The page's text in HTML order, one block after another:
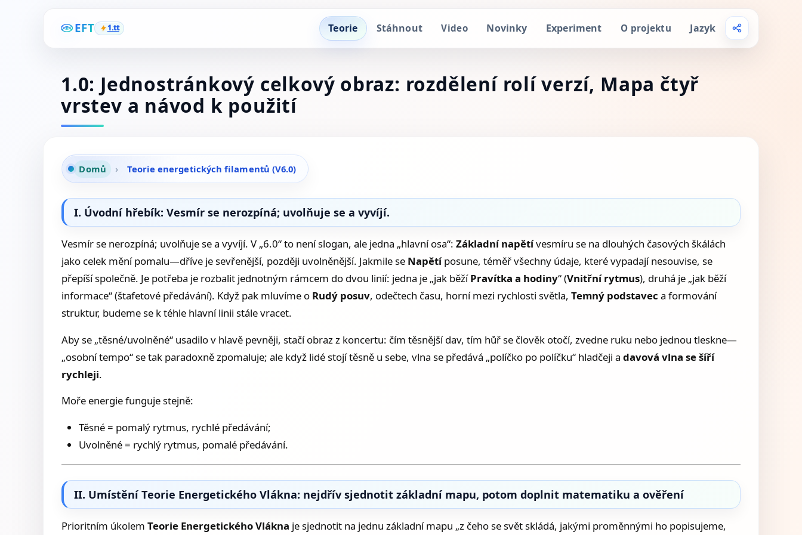
EFT 1.tt Teorie Stáhnout Video Novinky Experiment O projektu Jazyk
1.0: Jednostránkový celkový obraz: rozdělení rolí verzí, Mapa čtyř
vrstev a návod k použití
Domů › Teorie energetických filamentů (V6.0)
I. Úvodní hřebík: Vesmír se nerozpíná; uvolňuje se a vyvíjí.
Vesmír se nerozpíná; uvolňuje se a vyvíjí. V „6.0“ to není slogan, ale jedna „hlavní osa“: Základní napětívesmíru se na dlouhých časových škálách
jako celek mění pomalu—dříve je sevřenější, později uvolněnější. Jakmile se Napětíposune, téměř všechny údaje, které vypadají nesouvise, se
přepíší společně. Je potřeba je rozbalit jednotným rámcem do dvou linií: jedna je „jak běžíPravítka a hodiny“ (Vnitřní rytmus), druhá je „jak běží
informace“ (štafetové předávání). Když pak mluvíme o Rudý posuv, odečtech času, horní mezi rychlosti světla, Temný podstavec a formování
struktur, budeme se k téhle hlavní linii stále vracet.
Aby se „těsné/uvolněné“ usadilo v hlavě pevněji, stačí obraz z koncertu: čím těsnější dav, tím hůř se člověk otočí, zvedne ruku nebo jednou tleskne—
„osobní tempo“ se tak paradoxně zpomaluje; ale když lidé stojí těsně u sebe, vlna se předává „políčko po políčku“ hladčeji a davová vlna se šíří
rychleji.
Moře energie funguje stejně:
Těsné = pomalý rytmus, rychlé předávání;
Uvolněné = rychlý rytmus, pomalé předávání.
II. Umístění Teorie Energetického Vlákna: nejdřív sjednotit základní mapu, potom doplnit matematiku a ověření
Prioritním úkolem Teorie Energetického Vlákna je sjednotit na jednu základní mapu „z čeho se svět skládá, jakými proměnnými ho popisujeme,